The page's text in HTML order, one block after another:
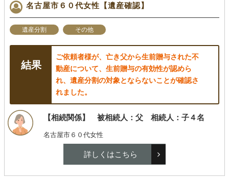
名古屋市６０代女性【遺産確認】
遺産分割 その他
ご依頼者様が、亡き父から生前贈与された不
動産について、生前贈与の有効性が認めら
れ、遺産分割の対象とならないことが確認さ
れました。
【相続関係】 被相続人：父 相続人：子４名
名古屋市６０代女性
詳しくはこちら